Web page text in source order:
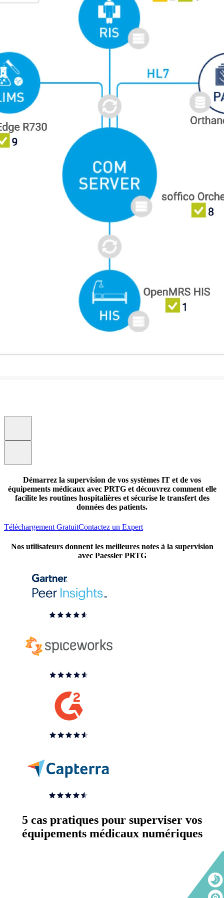
Démarrez la supervision de vos systèmes IT et de vos
équipements médicaux avec PRTG et découvrez comment elle
facilite les routines hospitalières et sécurise le transfert des
données des patients.
Téléchargement GratuitContactez un Expert
Nos utilisateurs donnent les meilleures notes à la supervision
avec Paessler PRTG
5 cas pratiques pour superviser vos
équipements médicaux numériques